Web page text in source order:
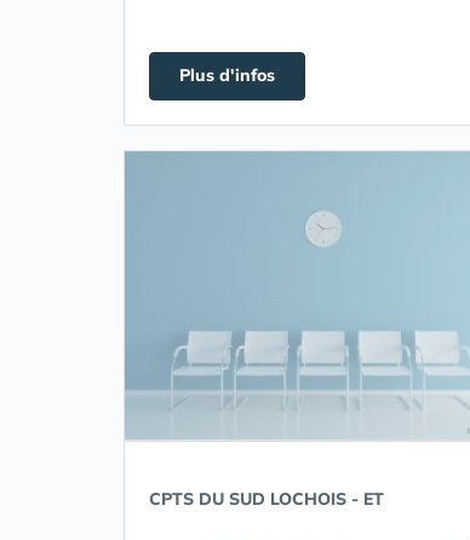
Plus d'infos
CPTS DU SUD LOCHOIS - ET